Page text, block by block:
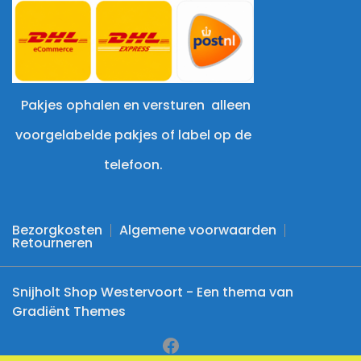
Pakjes ophalen en versturen alleen
voorgelabelde pakjes of label op de
telefoon.
Bezorgkosten Algemene voorwaarden
Retourneren
Snijholt Shop Westervoort - Een thema van
Gradiënt Themes